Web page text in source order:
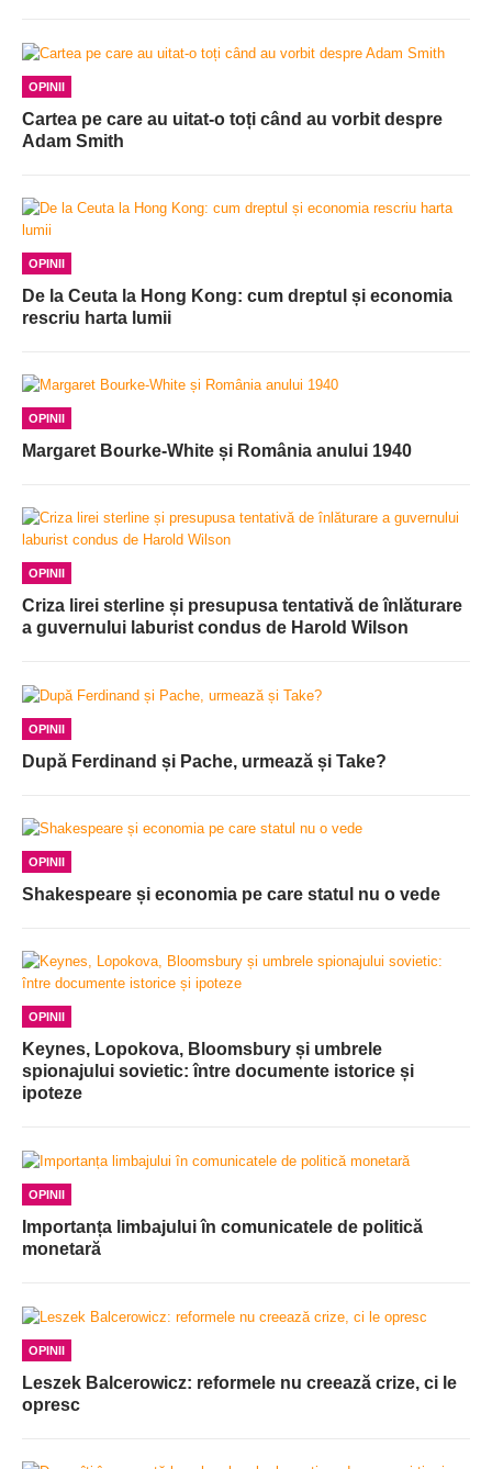
OPINII
Cartea pe care au uitat-o toți când au vorbit despre
Adam Smith
OPINII
De la Ceuta la Hong Kong: cum dreptul și economia
rescriu harta lumii
OPINII
Margaret Bourke-White și România anului 1940
OPINII
Criza lirei sterline și presupusa tentativă de înlăturare
a guvernului laburist condus de Harold Wilson
OPINII
După Ferdinand și Pache, urmează și Take?
OPINII
Shakespeare și economia pe care statul nu o vede
OPINII
Keynes, Lopokova, Bloomsbury și umbrele
spionajului sovietic: între documente istorice și
ipoteze
OPINII
Importanța limbajului în comunicatele de politică
monetară
OPINII
Leszek Balcerowicz: reformele nu creează crize, ci le
opresc